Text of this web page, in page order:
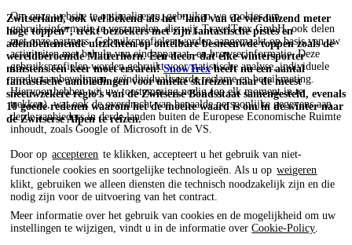
Om onze website te optimaliseren, gebruiken we cookies om
gebruiksinformatie te verzamelen, die wij, TravelTrex GmbH, ook delen
met onze partners. Gebruiksprofielen worden aangemaakt op basis van uw
activiteiten met behulp van eindapparaat- en browserinformatie. Deze
gebruiksprofielen worden gebruikt voor statistische analyse, individuele
productaanbevelingen, geïndividualiseerde reclame en bereikmeting.
Hiervoor hebben wij uw toestemming nodig (op elk moment in te
trekken), wat ook de overdracht van bepaalde persoonlijke gegevens aan
derde aanbieders in derde landen buiten de Europese Economische Ruimte
inhoudt, zoals Google of Microsoft in de VS.
Door op accepteren te klikken, accepteert u het gebruik van niet-
functionele cookies en soortgelijke technologieën. Als u op weigeren
klikt, gebruiken we alleen diensten die technisch noodzakelijk zijn en die
nodig zijn voor de uitvoering van het contract.
Meer informatie over het gebruik van cookies en de mogelijkheid om uw
instellingen te wijzigen, vindt u in de informatie overCookie-Policy.
Zwitserland, ook wel bekend als het “land van de vierduizend meter
hoge toppen”, trekt bezoekers met zijn fantastische pistes en
adembenemende uitzichten op ontelbare besneeuwde toppen zoals de
wereldberoemde Matterhorn. Een decor dat elke wintersporter
minstens één keer moet ervaren!SnowTrexheeft nu een aantal
fantastische aanbiedingen voor unieke skireizen naar de meest
sneeuwzekere regio’s van de Zwitserse Bondsstaat samengesteld, evenals
10 goede redenen waarom het de moeite waard is om in de winter naar
de Zwitserse Alpen te reizen.